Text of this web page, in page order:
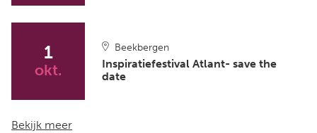
1
okt.
Beekbergen
Inspiratiefestival Atlant- save the
date
Bekijk meer